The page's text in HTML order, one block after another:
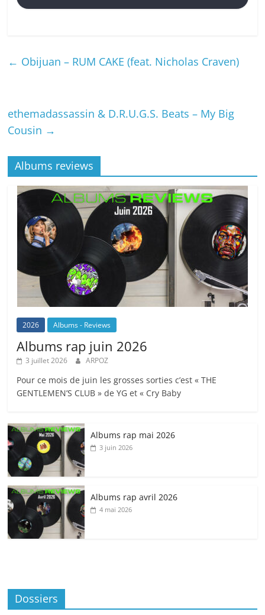
← Obijuan – RUM CAKE (feat. Nicholas Craven)
ethemadassassin & D.R.U.G.S. Beats – My Big
Cousin →
Albums reviews
2026 Albums - Reviews
Albums rap juin 2026
3 juillet 2026 ARPOZ
Pour ce mois de juin les grosses sorties c’est « THE
GENTLEMEN’S CLUB » de YG et « Cry Baby
Albums rap mai 2026
3 juin 2026
Albums rap avril 2026
4 mai 2026
Dossiers